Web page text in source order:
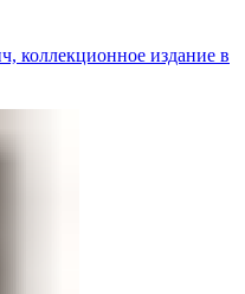
коллекционное издание в